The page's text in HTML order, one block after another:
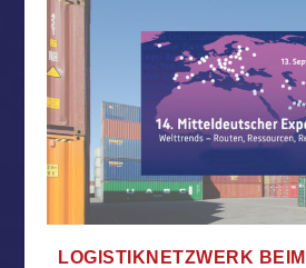
LOGISTIKNETZWERK BEIM